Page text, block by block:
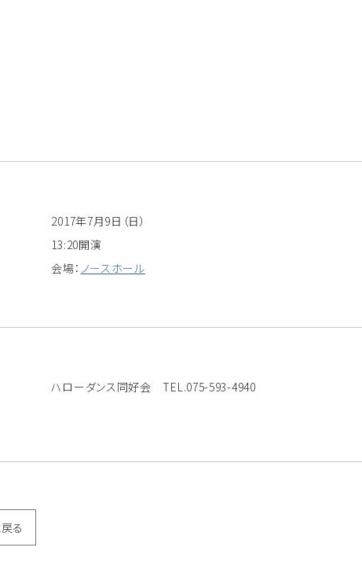
2017年7月9日（日）
13:20開演
会場： ノースホール
ハローダンス同好会 TEL.075-593-4940
る